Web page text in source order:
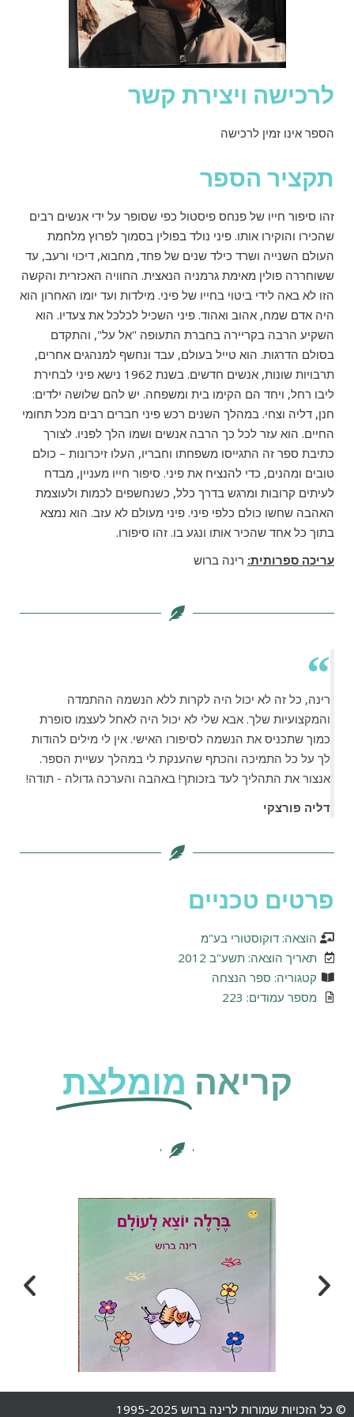
לרכישה ויצירת קשר
הספר אינו זמין לרכישה
תקציר הספר
זהו סיפור חייו של פנחס פיסטול כפי שסופר על ידי אנשים רבים
שהכירו והוקירו אותו. פיני נולד בפולין בסמוך לפרוץ מלחמת
העולם השנייה ושרד כילד שנים של פחד, מחבוא, דיכוי ורעב, עד
ששוחררה פולין מאימת גרמניה הנאצית. החוויה האכזרית והקשה
הזו לא באה לידי ביטוי בחייו של פיני. מילדות ועד יומו האחרון הוא
היה אדם שמח, אהוב ואהוד. פיני השכיל לכלכל את צעדיו. הוא
השקיע הרבה בקריירה בחברת התעופה "אל על", והתקדם
בסולם הדרגות. הוא טייל בעולם, עבד ונחשף למנהגים אחרים,
תרבויות שונות, אנשים חדשים. בשנת 1962 נישא פיני לבחירת
ליבו רחל, ויחד הם הקימו בית ומשפחה. יש להם שלושה ילדים:
חנן, דליה וצחי. במהלך השנים רכש פיני חברים רבים מכל תחומי
החיים. הוא עזר לכל כך הרבה אנשים ושמו הלך לפניו. לצורך
כתיבת ספר זה התגייסו משפחתו וחבריו, העלו זיכרונות – כולם
טובים ומהנים, כדי להנציח את פיני. סיפור חייו מעניין, מבדח
לעיתים קרובות ומרגש בדרך כלל, כשנחשפים לכמות ולעוצמת
האהבה שחשו כולם כלפי פיני. פיני מעולם לא עזב. הוא נמצא
בתוך כל אחד שהכיר אותו ונגע בו. זהו סיפורו.
עריכה ספרותית: רינה ברוש
רינה, כל זה לא יכול היה לקרות ללא הנשמה ההתמדה
והמקצועיות שלך. אבא שלי לא יכול היה לאחל לעצמו סופרת
כמוך שתכניס את הנשמה לסיפורו האישי. אין לי מילים להודות
לך על כל התמיכה והכתף שהענקת לי במהלך עשיית הספר.
אנצור את התהליך לעד בזכותך! באהבה והערכה גדולה - תודה!
דליה פורצקי
פרטים טכניים
הוצאה: דוקוסטורי בע"מ
תאריך הוצאה: תשע"ב 2012
קטגוריה: ספר הנצחה
מספר עמודים: 223
קריאה מומלצת
© כל הזכויות שמורות לרינה ברוש 1995-2025